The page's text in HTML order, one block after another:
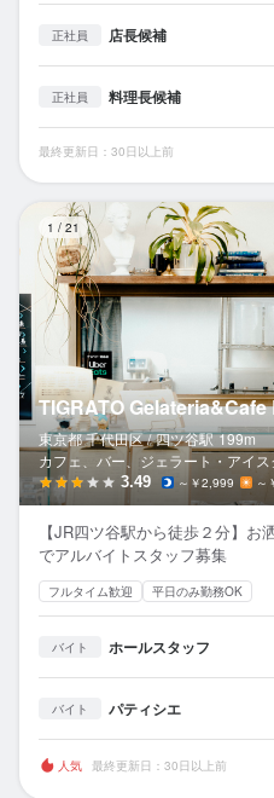
正社員 店長候補
正社員 料理長候補
最終更新日：30日以上前
1 / 21
TIGRATO Gelateria&Cafe
東京都 千代田区 / 四ツ谷駅 199m
カフェ、バー、ジェラート・アイス
3.49 ～￥2,999 ～
【JR四ツ谷駅から徒歩２分】
でアルバイトスタッフ募集
フルタイム歓迎 平日のみ勤務OK
バイト ホールスタッフ
バイト パティシエ
人気 最終更新日：30日以上前